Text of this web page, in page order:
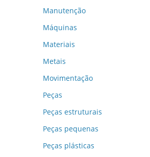
Manutenção
Máquinas
Materiais
Metais
Movimentação
Peças
Peças estruturais
Peças pequenas
Peças plásticas